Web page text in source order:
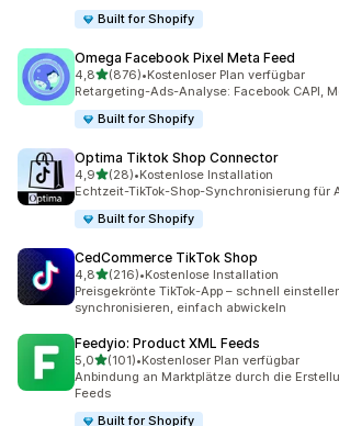
Built for Shopify
Omega Facebook Pixel Meta Feed
4,8von 5 Sternen
(876)
876 Rezensionen insgesamt
•Kostenloser Plan verfügbar
Retargeting-Ads-Analyse: Facebook CAPI,
Built for Shopify
Optima Tiktok Shop Connector
4,9von 5 Sternen
(28)
28 Rezensionen insgesamt
•Kostenlose Installation
Echtzeit-TikTok-Shop-Synchronisierung für
Built for Shopify
CedCommerce TikTok Shop
4,8von 5 Sternen
(216)
216 Rezensionen insgesamt
•Kostenlose Installation
Preisgekrönte TikTok-App – schnell
synchronisieren, einfach abwickeln
Feedyio: Product XML Feeds
5,0von 5 Sternen
(101)
101 Rezensionen insgesamt
•Kostenloser Plan verfügbar
Anbindung an Marktplätze durch die
Feeds
Built for Shopify